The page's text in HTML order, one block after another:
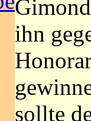
ihn
sollte